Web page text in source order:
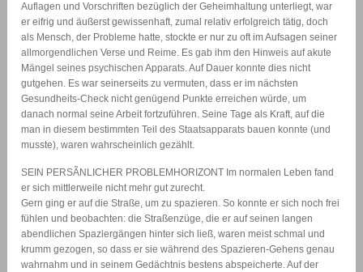
Auflagen und Vorschriften bezüglich der Geheimhaltung unterliegt, war
er eifrig und äußerst gewissenhaft, zumal relativ erfolgreich tätig, doch
als Mensch, der Probleme hatte, stockte er nur zu oft im Aufsagen seiner
allmorgendlichen Verse und Reime. Es gab ihm den Hinweis auf akute
Mängel seines psychischen Apparats. Auf Dauer konnte dies nicht
gutgehen. Es war seinerseits zu vermuten, dass er im nächsten
Gesundheits-Check nicht genügend Punkte erreichen würde, um
danach normal seine Arbeit fortzuführen. Seine Tage als Kraft, auf die
man in diesem bestimmten Teil des Staatsapparats bauen konnte (und
musste), waren wahrscheinlich gezählt.
SEIN PERSÃNLICHER PROBLEMHORIZONT Im normalen Leben fand
er sich mittlerweile nicht mehr gut zurecht.
Gern ging er auf die Straße, um zu spazieren. So konnte er sich noch frei
fühlen und beobachten: die Straßenzüge, die er auf seinen langen
abendlichen Spaziergängen hinter sich ließ, waren meist schmal und
krumm gezogen, so dass er sie während des Spazieren-Gehens genau
wahrnahm und in seinem Gedächtnis bestens abspeicherte. Auf der